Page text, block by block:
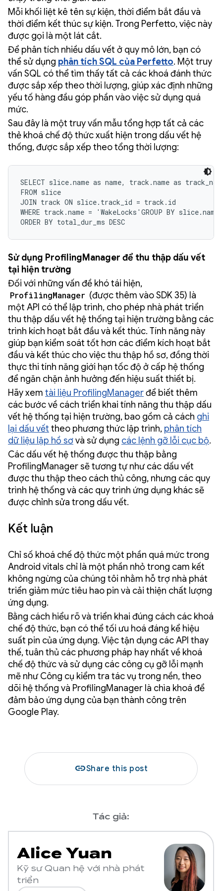
Mỗi khối liệt kê tên sự kiện, thời điểm bắt đầu và
thời điểm kết thúc sự kiện. Trong Perfetto, việc này
được gọi là một lát cắt.
Để phân tích nhiều dấu vết ở quy mô lớn, bạn có
thể sử dụng phân tích SQL của Perfetto. Một truy
vấn SQL có thể tìm thấy tất cả các khoá đánh thức
được sắp xếp theo thời lượng, giúp xác định những
yếu tố hàng đầu góp phần vào việc sử dụng quá
mức.
Sau đây là một truy vấn mẫu tổng hợp tất cả các
thẻ khoá chế độ thức xuất hiện trong dấu vết hệ
thống, được sắp xếp theo tổng thời lượng:
SELECT slice.name as name, track.name as
FROM slice
JOIN track ON slice.track_id = track.id
WHERE track.name = 'WakeLocks'GROUP BY
ORDER BY total_dur_ms DESC
Sử dụng ProfilingManager để thu thập dấu vết
tại hiện trường
Đối với những vấn đề khó tái hiện,
ProfilingManager (được thêm vào SDK 35) là
một API có thể lập trình, cho phép nhà phát triển
thu thập dấu vết hệ thống tại hiện trường bằng các
trình kích hoạt bắt đầu và kết thúc. Tính năng này
giúp bạn kiểm soát tốt hơn các điểm kích hoạt bắt
đầu và kết thúc cho việc thu thập hồ sơ, đồng thời
thực thi tính năng giới hạn tốc độ ở cấp hệ thống
để ngăn chặn ảnh hưởng đến hiệu suất thiết bị.
Hãy xem tài liệu ProfilingManagerđể biết thêm
các bước về cách triển khai tính năng thu thập dấu
vết hệ thống tại hiện trường, bao gồm cả cách ghi
lại dấu vết theo phương thức lập trình, phân tích
dữ liệu lập hồ sơvà sử dụng các lệnh gỡ lỗi cục bộ.
Các dấu vết hệ thống được thu thập bằng
ProfilingManager sẽ tương tự như các dấu vết
được thu thập theo cách thủ công, nhưng các quy
trình hệ thống và các quy trình ứng dụng khác sẽ
được chỉnh sửa trong dấu vết.
Kết luận
Chỉ số khoá chế độ thức một phần quá mức trong
Android vitals chỉ là một phần nhỏ trong cam kết
không ngừng của chúng tôi nhằm hỗ trợ nhà phát
triển giảm mức tiêu hao pin và cải thiện chất lượng
ứng dụng.
Bằng cách hiểu rõ và triển khai đúng cách các khoá
chế độ thức, bạn có thể tối ưu hoá đáng kể hiệu
suất pin của ứng dụng. Việc tận dụng các API thay
thế, tuân thủ các phương pháp hay nhất về khoá
chế độ thức và sử dụng các công cụ gỡ lỗi mạnh
mẽ như Công cụ kiểm tra tác vụ trong nền, theo
dõi hệ thống và ProfilingManager là chìa khoá để
đảm bảo ứng dụng của bạn thành công trên
Google Play.
linkShare this post
Tác giả:
Alice Yuan
Kỹ sư Quan hệ với nhà phát
triển